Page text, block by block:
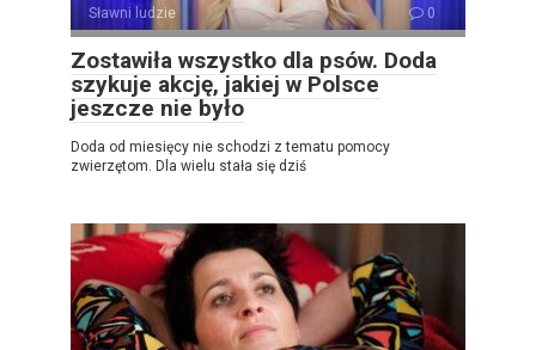
Sławni ludzie 0
Zostawiła wszystko dla psów. Doda
szykuje akcję, jakiej w Polsce
jeszcze nie było
Doda od miesięcy nie schodzi z tematu pomocy
zwierzętom. Dla wielu stała się dziś